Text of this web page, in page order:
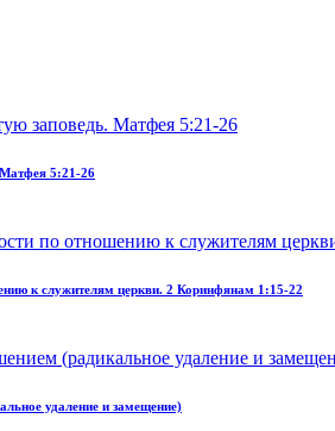
5:21-26
к служителям церкви. 2 Коринфянам 1:15-22
удаление и замещение)